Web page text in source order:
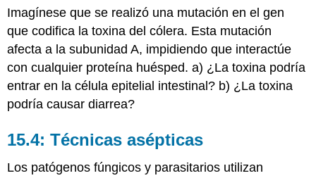
Imagínese que se realizó una mutación en el gen
que codifica la toxina del cólera. Esta mutación
afecta a la subunidad A, impidiendo que interactúe
con cualquier proteína huésped. a) ¿La toxina podría
entrar en la célula epitelial intestinal? b) ¿La toxina
podría causar diarrea?
15.4: Técnicas asépticas
Los patógenos fúngicos y parasitarios utilizan